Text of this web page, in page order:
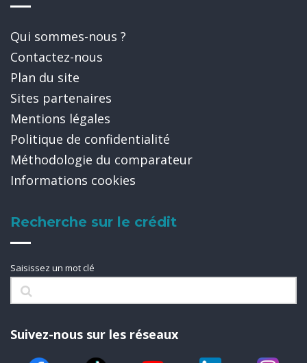
Qui sommes-nous ?
Contactez-nous
Plan du site
Sites partenaires
Mentions légales
Politique de confidentialité
Méthodologie du comparateur
Informations cookies
Recherche sur le crédit
Saisissez un mot clé
Suivez-nous sur les réseaux